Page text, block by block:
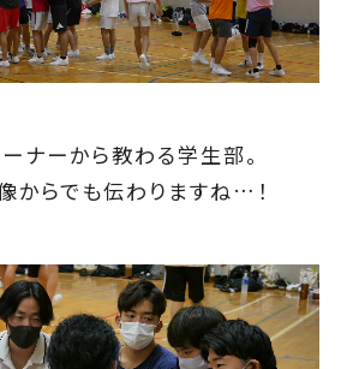
ナーから教わる学生部。
からでも伝わりますね…！